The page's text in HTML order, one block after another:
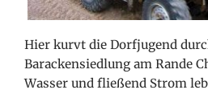
Hier kurvt die Dorfjugend
Barackensiedlung am Rande
Wasser und fließend Strom